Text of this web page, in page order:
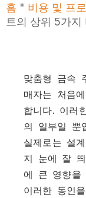
홈 " 비용 및 프
트의 상위 5가지
맞춤형 금속
매자는 처음
합니다. 이러
의 일부일 뿐
실제로는 설
지 눈에 잘
에 큰 영향을
이러한 동인